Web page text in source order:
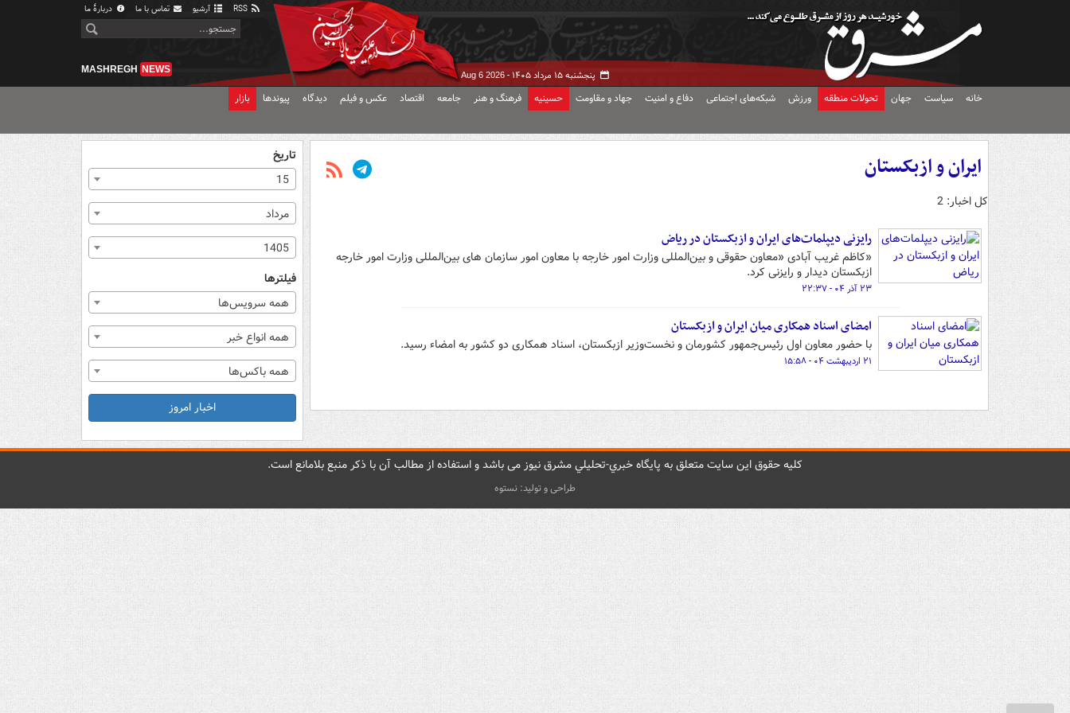
آرشیو تماس با ما دربارهٔ ما
پنجشنبه ۱۵ مرداد ۱۴۰۵ - Aug 6 2026
MASHREGH NEWS
خانه سیاست جهان تحولات منطقه ورزش شبکه‌های اجتماعی دفاع و امنیت جهاد و مقاومت حسینیه فرهنگ و هنر جامعه اقتصاد عکس و فیلم دیدگاه پیوندها بازار
ایران و ازبکستان
کل اخبار: 2
رایزنی دیپلمات‌های ایران و ازبکستان در ریاض
«کاظم غریب آبادی «معاون حقوقی و بین‌المللی وزارت امور خارجه با معاون امور سازمان های بین‌المللی وزارت امور خارجه
ازبکستان دیدار و رایزنی کرد.
۲۳ آذر ۰۴ - ۲۲:۳۷
امضای اسناد همکاری میان ایران و ازبکستان
با حضور معاون اول رئیس‌جمهور کشورمان و نخست‌وزیر ازبکستان، اسناد همکاری دو کشور به امضاء رسید.
۲۱ اردیبهشت ۰۴ - ۱۵:۵۸
تاریخ
15
مرداد
1405
فیلترها
همه سرویس‌ها
همه انواع خبر
همه باکس‌ها
اخبار امروز
کليه حقوق اين سايت متعلق به پایگاه خبري-تحليلي مشرق نيوز می باشد و استفاده از مطالب آن با ذکر منبع بلامانع است.
طراحی و تولید: نستوه